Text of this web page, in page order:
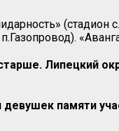
(стадион
Липецкий
памяти